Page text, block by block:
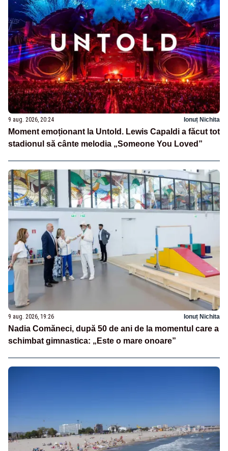
9 aug. 2026, 20:24 Ionuț Nichita
Moment emoționant la Untold. Lewis Capaldi a făcut tot
stadionul să cânte melodia „Someone You Loved”
9 aug. 2026, 19:26 Ionuț Nichita
Nadia Comăneci, după 50 de ani de la momentul care a
schimbat gimnastica: „Este o mare onoare”